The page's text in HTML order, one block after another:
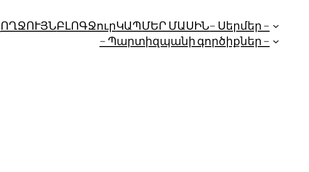
ՈՂՋՈՒՅՆԲԼՈԳՋուրԿԱՊՄԵՐ ՄԱՍԻՆ– Սերմեր –
– Պարտիզպանի գործիքներ –